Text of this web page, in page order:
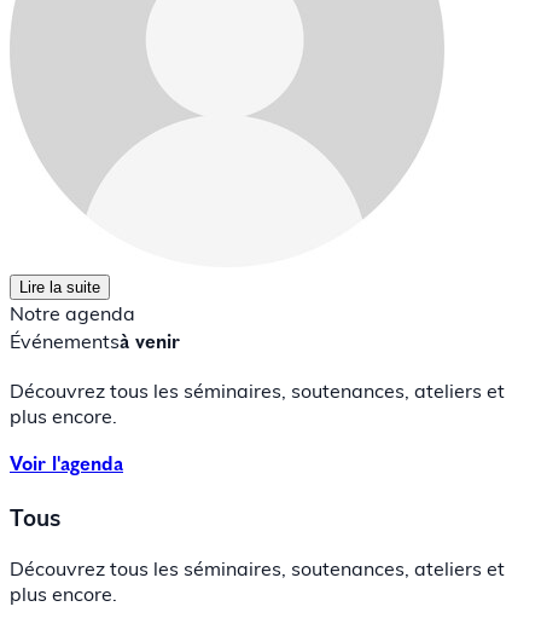
Lire la suite
Notre agenda
Événementsà venir
Découvrez tous les séminaires, soutenances, ateliers et
plus encore.
Voir l'agenda
Tous
Découvrez tous les séminaires, soutenances, ateliers et
plus encore.